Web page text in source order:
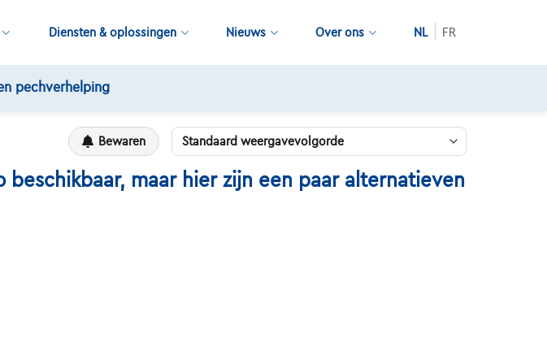
Diensten & oplossingen Nieuws Over ons NL FR
pechverhelping
Bewaren
maar hier zijn een paar alternatieven